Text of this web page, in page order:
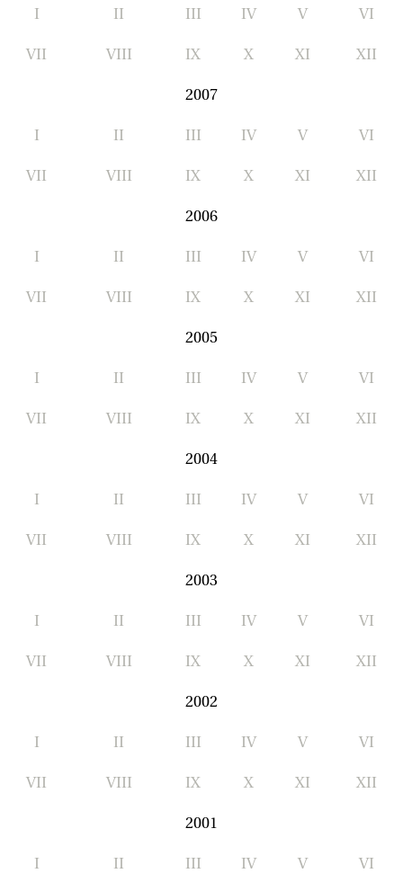
I II III IV V VI
VII VIII IX X XI XII
2007
I II III IV V VI
VII VIII IX X XI XII
2006
I II III IV V VI
VII VIII IX X XI XII
2005
I II III IV V VI
VII VIII IX X XI XII
2004
I II III IV V VI
VII VIII IX X XI XII
2003
I II III IV V VI
VII VIII IX X XI XII
2002
I II III IV V VI
VII VIII IX X XI XII
2001
I II III IV V VI